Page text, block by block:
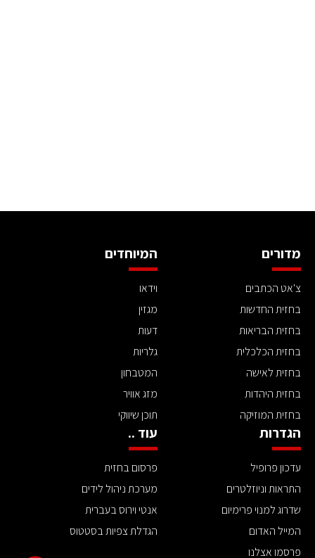
מדורים
צ'אט הכתבים
בחזית החדשות
בחזית הבריאות
בחזית הכלכלית
בחזית לאישה
בחזית היהדות
בחזית המוזיקה
המיוחדים
וידאו
מגזין
דעות
גלריות
המטבחון
מזג אוויר
תוכן שיווקי
הגדרות
עדכון פרופיל
התראות וניוזלטרים
שדרוג למנוי פרימיום
המייל האדום
פרסמו אצלנו
עוד ..
פרסום בחזית
מערכת ניהול לידים
אנטי וירוס בעברית
הגדלת צפיות בסטטוס